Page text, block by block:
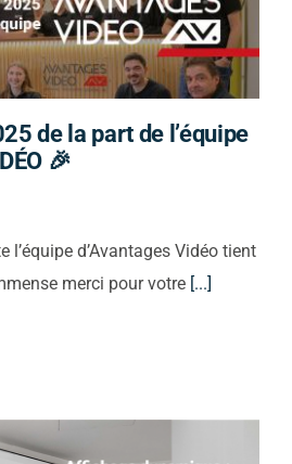
de la part de l’équipe
🎉
l’équipe d’Avantages Vidéo tient
merci pour votre [...]